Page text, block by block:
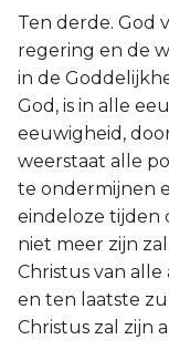
Ten derde. God
regering en de
in de
God, is in alle
eeuwigheid,
weerstaat alle
te ondermijnen
eindeloze tijden
niet meer zijn
Christus van
en ten laatste
Christus zal zijn